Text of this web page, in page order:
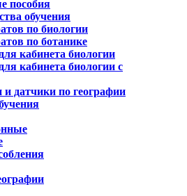
пособия
обучения
по биологии
по ботанике
кабинета биологии
кабинета биологии с
датчики по географии